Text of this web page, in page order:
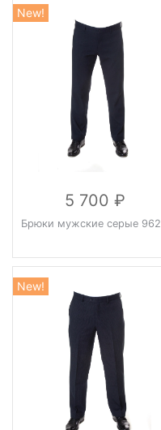
New!
5 700
Брюки мужские серые 962
New!